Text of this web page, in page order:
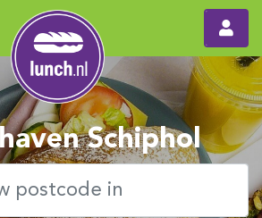
Schiphol